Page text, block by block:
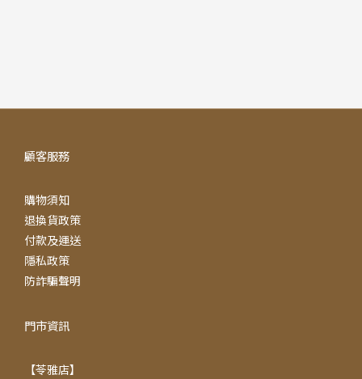
顧客服務
購物須知
退換貨政策
付款及運送
隱私政策
防詐騙聲明
門市資訊
【苓雅店】